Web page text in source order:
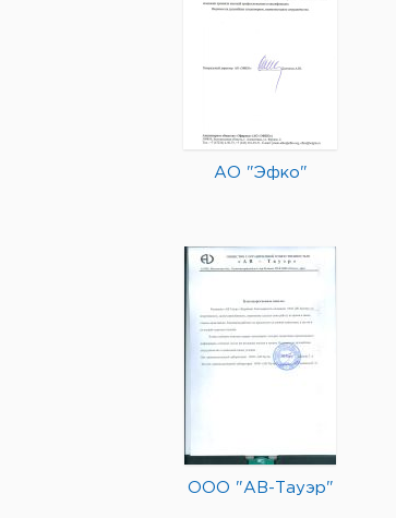
АО "Эфко"
ООО "АВ-Тауэр"